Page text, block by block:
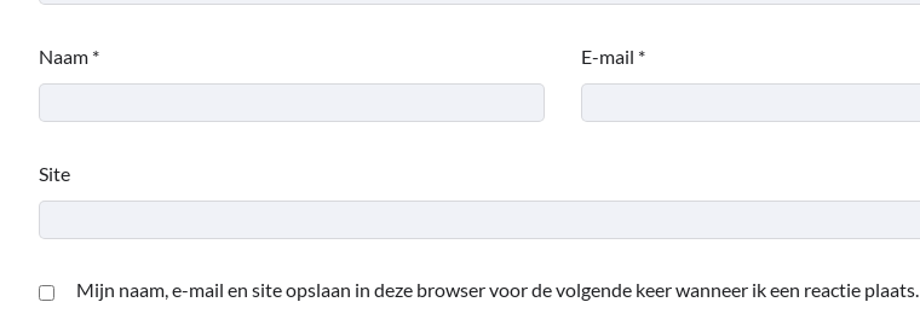
Naam * E-mail *
Site
Mijn naam, e-mail en site opslaan in deze browser voor de volgende keer wanneer ik een reactie plaats.